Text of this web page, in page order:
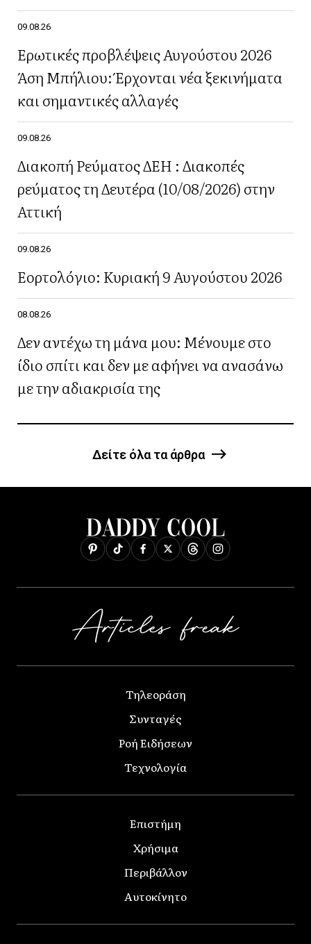
09.08.26
Ερωτικές προβλέψεις Αυγούστου 2026
Άση Μπήλιου: Έρχονται νέα ξεκινήματα
και σημαντικές αλλαγές
09.08.26
Διακοπή Ρεύματος ΔΕΗ : Διακοπές
ρεύματος τη Δευτέρα (10/08/2026) στην
Αττική
09.08.26
Εορτολόγιο: Κυριακή 9 Αυγούστου 2026
08.08.26
Δεν αντέχω τη μάνα μου: Μένουμε στο
ίδιο σπίτι και δεν με αφήνει να ανασάνω
με την αδιακρισία της
Δείτε όλα τα άρθρα
Τηλεοράση
Συνταγές
Ροή Ειδήσεων
Τεχνολογία
Επιστήμη
Χρήσιμα
Περιβάλλον
Αυτοκίνητο